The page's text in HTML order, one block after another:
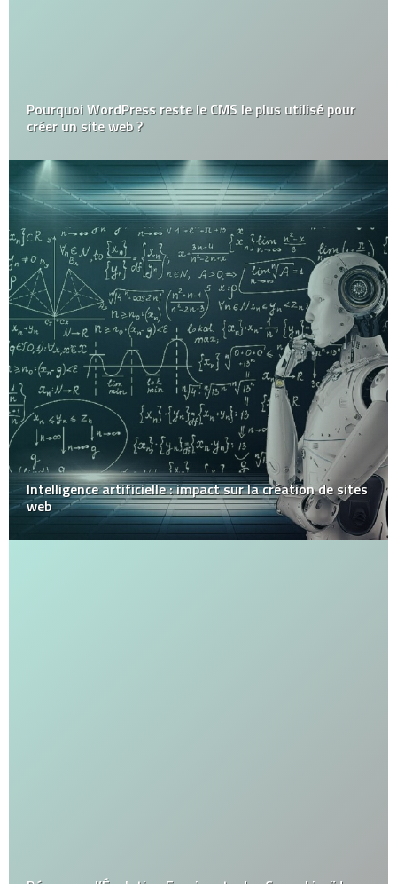
Pourquoi WordPress reste le CMS le plus utilisé pour
créer un site web ?
Intelligence artificielle : impact sur la création de sites
web